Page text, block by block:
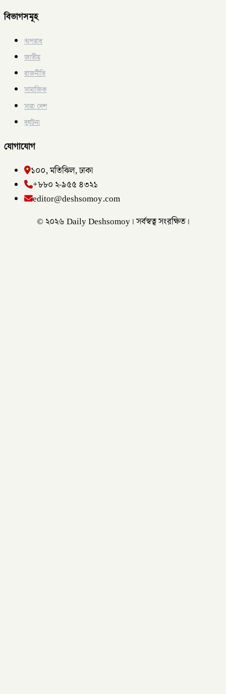
বিভাগসমূহ
অপরাধ
জাতীয়
রাজনীতি
সামাজিক
সারা দেশ
দুর্ঘটনা
যোগাযোগ
১০০, মতিঝিল, ঢাকা
+৮৮০ ২-৯৫৫ ৪৩২১
editor@deshsomoy.com
© ২০২৬ Daily Deshsomoy। সর্বস্বত্ব সংরক্ষিত।